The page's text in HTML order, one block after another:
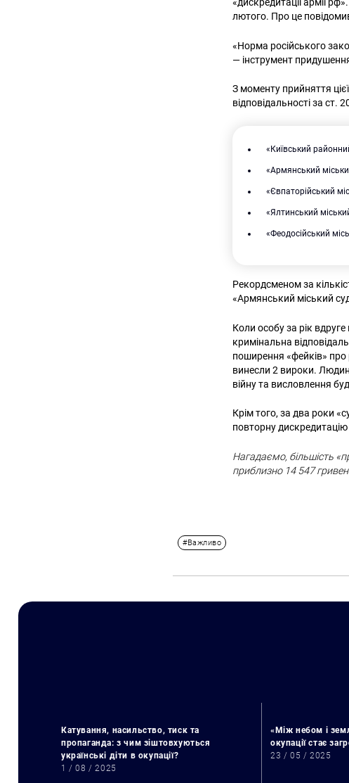
«дискредитації армії
лютого. Про це
«Норма російського
— інструмент
З моменту прийняття
відповідальності за
«Київський
«Армянський
«Євпаторійський
«Ялтинський
«Феодосійський
Рекордсменом за
«Армянський міський
Коли особу за рік вдруге
кримінальна
поширення «фейків» про
винесли 2 вироки.
війну та висловлення
Крім того, за два роки
повторну дискредитацію
Нагадаємо, більшість
приблизно 14 547
#Важливо
Катування, насильство, тиск та
пропаганда: з чим зіштовхуються
українські діти в окупації?
1 / 08 / 2025
«Між небом і
окупації стає
23 / 05 / 2025